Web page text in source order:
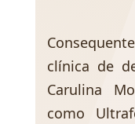
clínica de
Carulina
como